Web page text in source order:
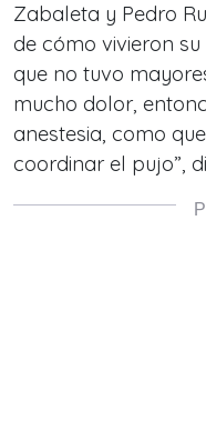
Zabaleta y Pedro
de cómo vivieron
que no tuvo
mucho dolor,
anestesia, como
coordinar el pujo”,